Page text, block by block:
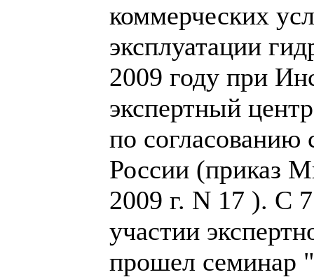
коммерческих
эксплуатации
2009 году при
экспертный
по
России (приказ
2009 г. N 17 ). С
участии
прошел семинар